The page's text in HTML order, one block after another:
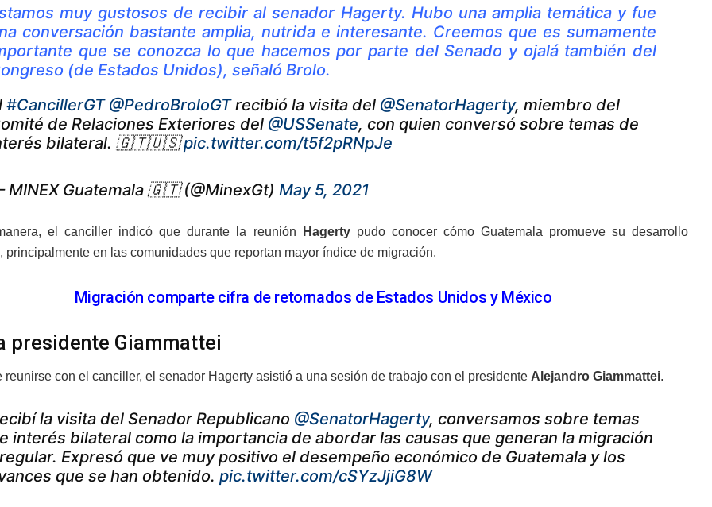
muy gustosos de recibir al senador Hagerty. Hubo una amplia temática y fue
conversación bastante amplia, nutrida e interesante. Creemos que es sumamente
que se conozca lo que hacemos por parte del Senado y ojalá también del
(de Estados Unidos), señaló Brolo.
#CancillerGT @PedroBroloGTrecibió la visita del @SenatorHagerty, miembro del
de Relaciones Exteriores del @USSenate, con quien conversó sobre temas de
bilateral. 🇬🇹🇺🇸pic.twitter.com/t5f2pRNpJe
MINEX Guatemala 🇬🇹 (@MinexGt) May 5, 2021
el canciller indicó que durante la reunión Hagertypudo conocer cómo Guatemala promueve su desarrollo
principalmente en las comunidades que reportan mayor índice de migración.
Migración comparte cifra de retornados de Estados Unidos y México
presidente Giammattei
reunirse con el canciller, el senador Hagerty asistió a una sesión de trabajo con el presidente Alejandro Giammattei.
la visita del Senador Republicano @SenatorHagerty, conversamos sobre temas
interés bilateral como la importancia de abordar las causas que generan la migración
Expresó que ve muy positivo el desempeño económico de Guatemala y los
que se han obtenido. pic.twitter.com/cSYzJjiG8W